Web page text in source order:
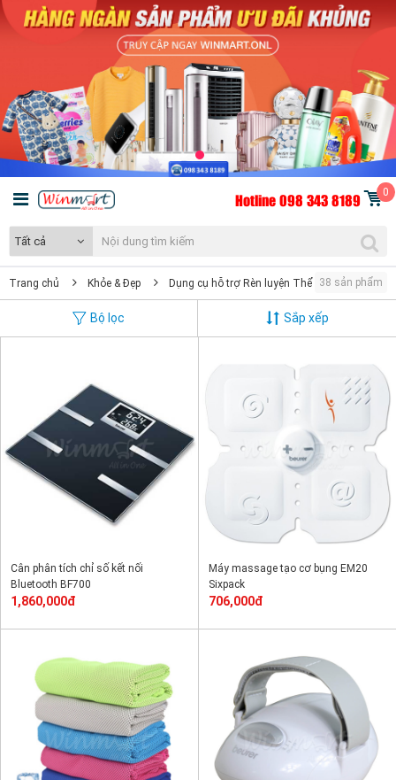
Hotline 098 343 8189 0
Tất cả
Trang chủ Khỏe & Đẹp Dụng cụ hỗ trợ Rèn luyện Thể chất Tập
38 sản phẩm
Bộ lọc Sắp xếp
Cân phân tích chỉ số kết nối
Bluetooth BF700
1,860,000đ
Máy massage tạo cơ bụng EM20
Sixpack
706,000đ